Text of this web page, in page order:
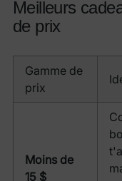
Meilleurs
de prix
Gamme de
prix
Moins de
15 $